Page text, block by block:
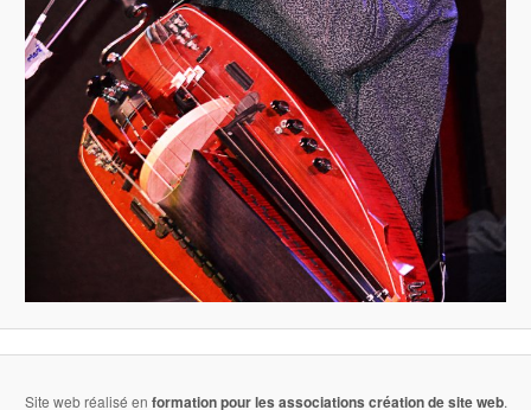
Site web réalisé en formation pour les associations création de site web.